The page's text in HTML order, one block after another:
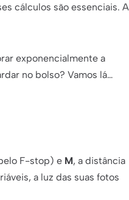
cálculos são essenciais. A
exponencialmente a
no bolso? Vamos lá…
F-stop) e M, a distância
a luz das suas fotos